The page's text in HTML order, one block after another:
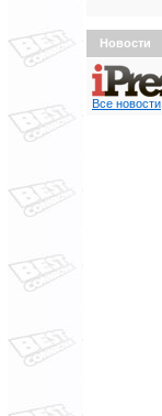
Новости
Все новости